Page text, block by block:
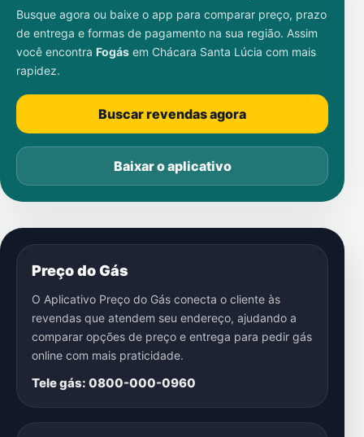
Busque agora ou baixe o app para comparar preço, prazo
de entrega e formas de pagamento na sua região. Assim
você encontra Fogás em Chácara Santa Lúcia com mais
rapidez.
Buscar revendas agora
Baixar o aplicativo
Preço do Gás
O Aplicativo Preço do Gás conecta o cliente às
revendas que atendem seu endereço, ajudando a
comparar opções de preço e entrega para pedir gás
online com mais praticidade.
Tele gás: 0800-000-0960